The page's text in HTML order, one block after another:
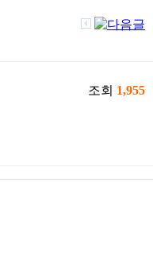
조회 1,955